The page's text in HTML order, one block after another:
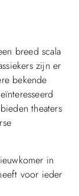
breed scala
zijn er
bekende
theaters
in
voor ieder